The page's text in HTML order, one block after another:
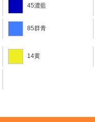
45濃藍
85群青
14黄